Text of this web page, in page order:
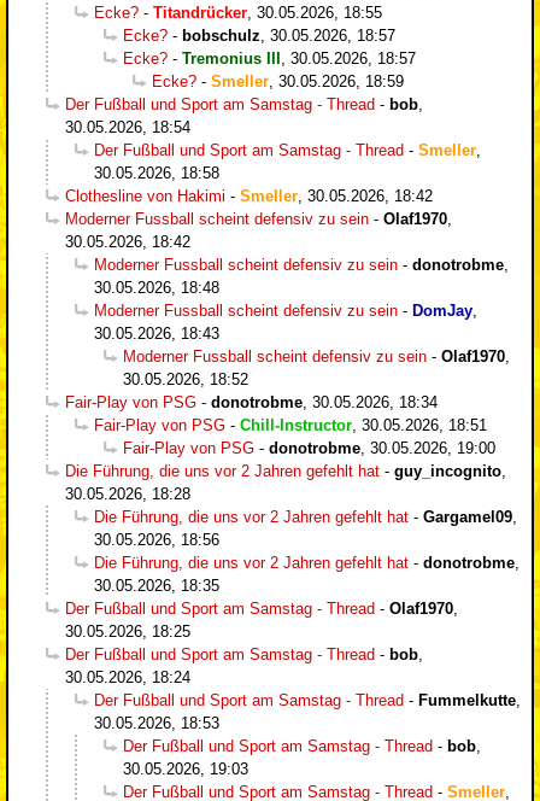
Ecke? - Titandrücker 30.05.2026, 18:55
Ecke? - bobschulz 30.05.2026, 18:57
Ecke? - Tremonius III
30.05.2026, 18:57
Ecke? - Smeller 30.05.2026, 18:59
Der Fußball und Sport am Samstag - Thread - bob
30.05.2026, 18:54
Der Fußball und Sport am Samstag - Thread - Smeller
30.05.2026, 18:58
Clothesline von Hakimi - Smeller 30.05.2026, 18:42
Moderner Fussball scheint defensiv zu sein - Olaf1970
30.05.2026, 18:42
Moderner Fussball scheint defensiv zu sein - donotrobme
30.05.2026, 18:48
Moderner Fussball scheint defensiv zu sein - DomJay
30.05.2026, 18:43
Moderner Fussball scheint defensiv zu sein - Olaf1970
30.05.2026, 18:52
Fair-Play von PSG - donotrobme 30.05.2026, 18:34
Fair-Play von PSG - Chill-Instructor 30.05.2026, 18:51
Fair-Play von PSG - donotrobme 30.05.2026, 19:00
Die Führung, die uns vor 2 Jahren gefehlt hat - guy_incognito
30.05.2026, 18:28
Die Führung, die uns vor 2 Jahren gefehlt hat - Gargamel09
30.05.2026, 18:56
Die Führung, die uns vor 2 Jahren gefehlt hat - donotrobme
30.05.2026, 18:35
Der Fußball und Sport am Samstag - Thread - Olaf1970
30.05.2026, 18:25
Der Fußball und Sport am Samstag - Thread - bob
30.05.2026, 18:24
Der Fußball und Sport am Samstag - Thread - Fummelkutte
30.05.2026, 18:53
Der Fußball und Sport am Samstag - Thread - bob
30.05.2026, 19:03
Der Fußball und Sport am Samstag - Thread - Smeller